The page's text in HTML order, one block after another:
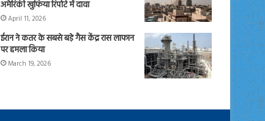
अमेरिकी खुफिया रिपोर्ट में दावा
April 11, 2026
ईरान ने कतर के सबसे बड़े गैस केंद्र रास लाफान
पर हमला किया
March 19, 2026